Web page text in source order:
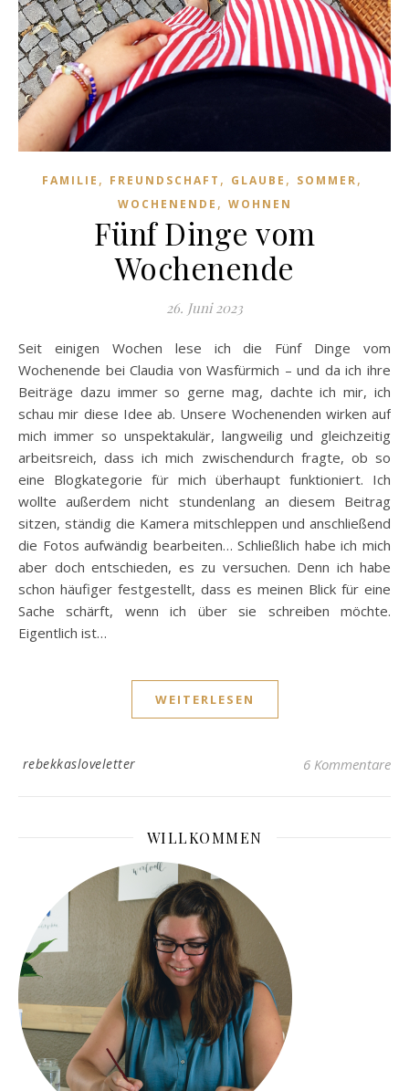
FAMILIE , FREUNDSCHAFT , GLAUBE , SOMMER,
WOCHENENDE , WOHNEN
Fünf Dinge vom
Wochenende
26. Juni 2023
Seit einigen Wochen lese ich die Fünf Dinge vom
Wochenende bei Claudia von Wasfürmich – und da ich ihre
Beiträge dazu immer so gerne mag, dachte ich mir, ich
schau mir diese Idee ab. Unsere Wochenenden wirken auf
mich immer so unspektakulär, langweilig und gleichzeitig
arbeitsreich, dass ich mich zwischendurch fragte, ob so
eine Blogkategorie für mich überhaupt funktioniert. Ich
wollte außerdem nicht stundenlang an diesem Beitrag
sitzen, ständig die Kamera mitschleppen und anschließend
die Fotos aufwändig bearbeiten… Schließlich habe ich mich
aber doch entschieden, es zu versuchen. Denn ich habe
schon häufiger festgestellt, dass es meinen Blick für eine
Sache schärft, wenn ich über sie schreiben möchte.
Eigentlich ist…
WEITERLESEN
rebekkasloveletter 6 Kommentare
WILLKOMMEN